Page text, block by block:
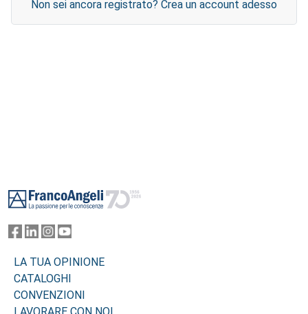
Non sei ancora registrato? Crea un account adesso
LA TUA OPINIONE
CATALOGHI
CONVENZIONI